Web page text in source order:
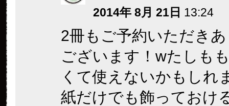
2014年 8月 21日 13:24
2冊もご予約いただき
ございます！wたしも
くて使えないかもしれ
紙だけでも飾っておけ